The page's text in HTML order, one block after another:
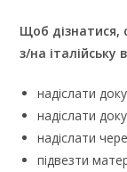
Щоб дізнатися,
з/на
надіслати
надіслати
надіслати
підвезти